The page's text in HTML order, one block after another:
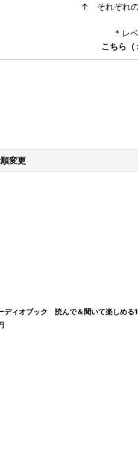
↑ それぞれの
* レ
こちら（
変更
ィオブック 読んで＆聞いて楽しめる